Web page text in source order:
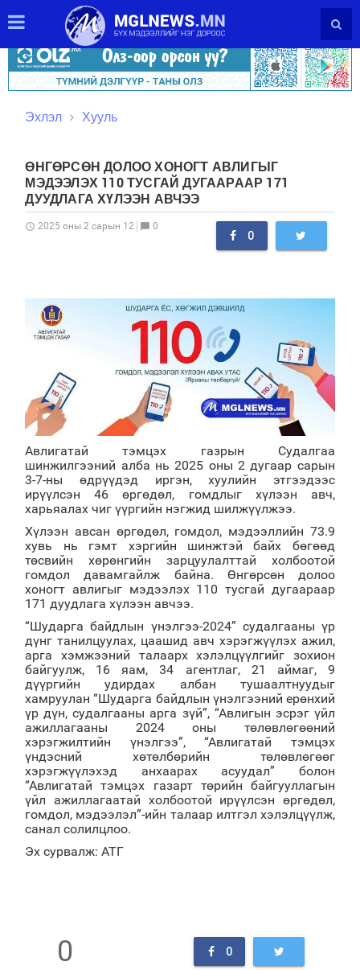
Эхлэл Хууль
ӨНГӨРСӨН ДОЛОО ХОНОГТ АВЛИГЫГ
МЭДЭЭЛЭХ 110 ТУСГАЙ ДУГААРААР 171
ДУУДЛАГА ХҮЛЭЭН АВЧЭЭ
schedule 2025 оны 2 сарын 12 chat_bubble 0
0
Авлигатай тэмцэх газрын Судалгаа
шинжилгээний алба нь 2025 оны 2 дугаар сарын
3-7-ны өдрүүдэд иргэн, хуулийн этгээдээс
ирүүлсэн 46 өргөдөл, гомдлыг хүлээн авч,
харьяалах чиг үүргийн нэгжид шилжүүлжээ.
Хүлээн авсан өргөдөл, гомдол, мэдээллийн 73.9
хувь нь гэмт хэргийн шинжтэй байх бөгөөд
төсвийн хөрөнгийн зарцуулалттай холбоотой
гомдол давамгайлж байна. Өнгөрсөн долоо
хоногт авлигыг мэдээлэх 110 тусгай дугаараар
171 дуудлага хүлээн авчээ.
“Шударга байдлын үнэлгээ-2024” судалгааны үр
дүнг танилцуулах, цаашид авч хэрэгжүүлэх ажил,
арга хэмжээний талаарх хэлэлцүүлгийг зохион
байгуулж, 16 яам, 34 агентлаг, 21 аймаг, 9
дүүргийн удирдах албан тушаалтнуудыг
хамруулан “Шударга байдлын үнэлгээний ерөнхий
үр дүн, судалгааны арга зүй”, “Авлигын эсрэг үйл
ажиллагааны 2024 оны төлөвлөгөөний
хэрэгжилтийн үнэлгээ”, “Авлигатай тэмцэх
үндэсний хөтөлбөрийн төлөвлөгөөг
хэрэгжүүлэхэд анхаарах асуудал” болон
“Авлигатай тэмцэх газарт төрийн байгууллагын
үйл ажиллагаатай холбоотой ирүүлсэн өргөдөл,
гомдол, мэдээлэл”-ийн талаар илтгэл хэлэлцүүлж,
санал солилцлоо.
Эх сурвалж: АТГ
0 0